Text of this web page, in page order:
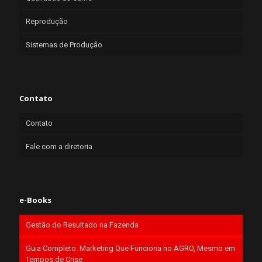
Reprodução
Sistemas de Produção
Contato
Contato
Fale com a diretoria
e-Books
Gestão do Resultado na Fazenda
Guia Completo: Marketing Que Funciona no AGRO, Mesmo em
Tempos de Crise